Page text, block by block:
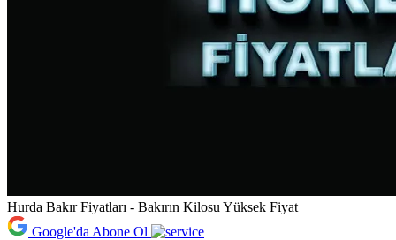
Hurda Bakır Fiyatları - Bakırın Kilosu Yüksek Fiyat
Google'da Abone Ol